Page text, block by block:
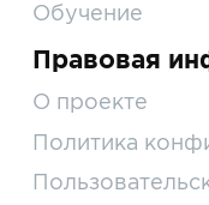
Обучение
Правовая
О проекте
Политика